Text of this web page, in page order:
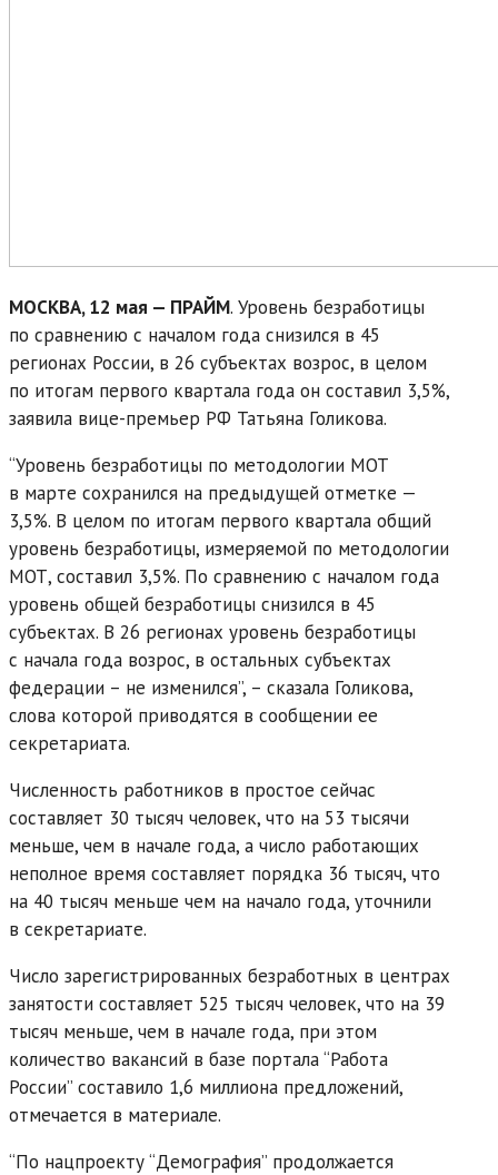
МОСКВА, 12 мая — ПРАЙМ. Уровень безработицы
по сравнению с началом года снизился в 45
регионах России, в 26 субъектах возрос, в целом
по итогам первого квартала года он составил 3,5%,
заявила вице-премьер РФ Татьяна Голикова.
“Уровень безработицы по методологии МОТ
в марте сохранился на предыдущей отметке —
3,5%. В целом по итогам первого квартала общий
уровень безработицы, измеряемой по методологии
МОТ, составил 3,5%. По сравнению с началом года
уровень общей безработицы снизился в 45
субъектах. В 26 регионах уровень безработицы
с начала года возрос, в остальных субъектах
федерации – не изменился”, – сказала Голикова,
слова которой приводятся в сообщении ее
секретариата.
Численность работников в простое сейчас
составляет 30 тысяч человек, что на 53 тысячи
меньше, чем в начале года, а число работающих
неполное время составляет порядка 36 тысяч, что
на 40 тысяч меньше чем на начало года, уточнили
в секретариате.
Число зарегистрированных безработных в центрах
занятости составляет 525 тысяч человек, что на 39
тысяч меньше, чем в начале года, при этом
количество вакансий в базе портала “Работа
России” составило 1,6 миллиона предложений,
отмечается в материале.
“По нацпроекту “Демография” продолжается